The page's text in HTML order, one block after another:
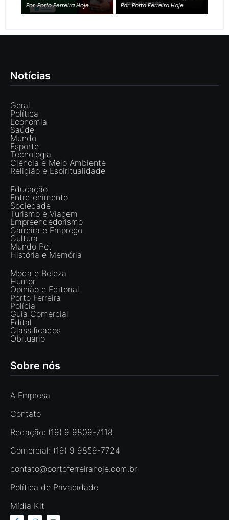
Por Porto Ferreira Hoje Por Porto Ferreira Hoje
Notícias
Geral
Política
Economia
Saúde
Mundo
Esporte
Tecnologia
Ciência e Meio Ambiente
Religião e Espiritualidade
Educação
Entretenimento
Sociedade
Turismo e Viagem
Empreendedorismo
Carreira e Emprego
Cultura
Mundo Pet
História e Memória
Moda e Beleza
Humor
Opinião e Editorial
Porto Ferreira
Polícia
Guia Comercial
Edital
Classificados
Obituário
Sobre nós
A Empresa
Contato
Redação: (19) 9 9809-7118
Comercial: (19) 9 9859-7724
contato@portoferreirahoje.com.br
Política de Privacidade
Mídia Kit